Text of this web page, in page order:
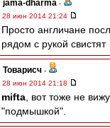
jama-dharma -
28 июн 2014 21:24
Просто англичане
рядом с рукой свистят
Товарисч -
28 июн 2014 21:18
mifta , вот тоже не
"подмышкой".